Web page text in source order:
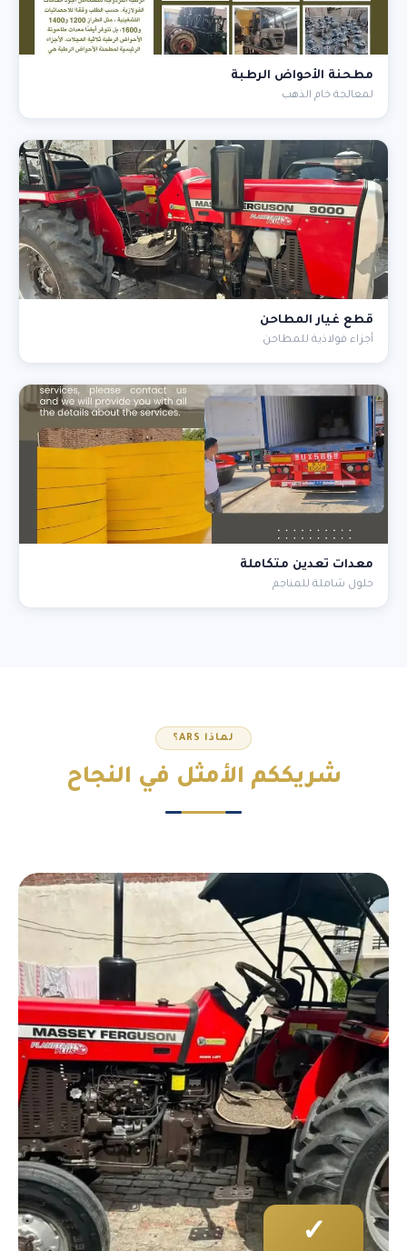
مطحنة الأحواض الرطبة
لمعالجة خام الذهب
قطع غيار المطاحن
أجزاء فولاذية للمطاحن
معدات تعدين متكاملة
حلول شاملة للمناجم
لماذا ARS؟
شريككم الأمثل في النجاح
✓